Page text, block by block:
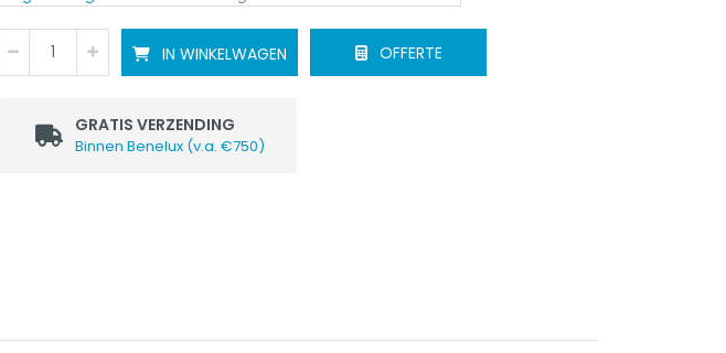
IN WINKELWAGEN OFFERTE
GRATIS VERZENDING
Binnen Benelux (v.a. €750)